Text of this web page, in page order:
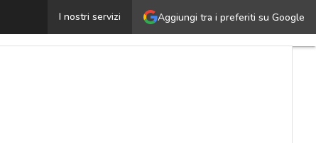
Aggiungi tra i preferiti su Google
I nostri servizi
Privacy e adesione alla campagna vaccinale anti-